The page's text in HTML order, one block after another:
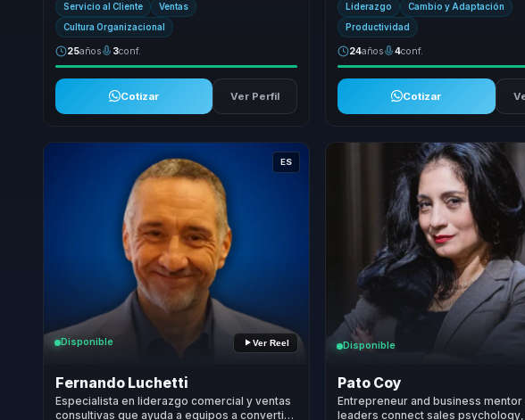
es...Servicio al Cliente Ventas
Cultura Organizacional
25años 3conf.
Cotizar Ver Perfil
resulta...
Liderazgo Cambio y Adaptación
Productividad
24años 4conf.
Cotizar
ES
Disponible Ver Reel
Fernando Luchetti
Especialista en liderazgo comercial y ventas
consultivas que ayuda a equipos a convertir
Disponible
Pato Coy
Entrepreneur and business mentor
leaders connect sales psychology,